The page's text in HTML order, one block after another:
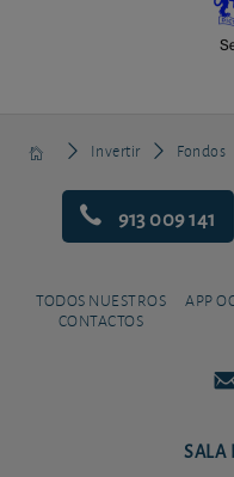
Invertir Fondos
913 009 141
TODOS NUESTROS
CONTACTOS
APP
SALA